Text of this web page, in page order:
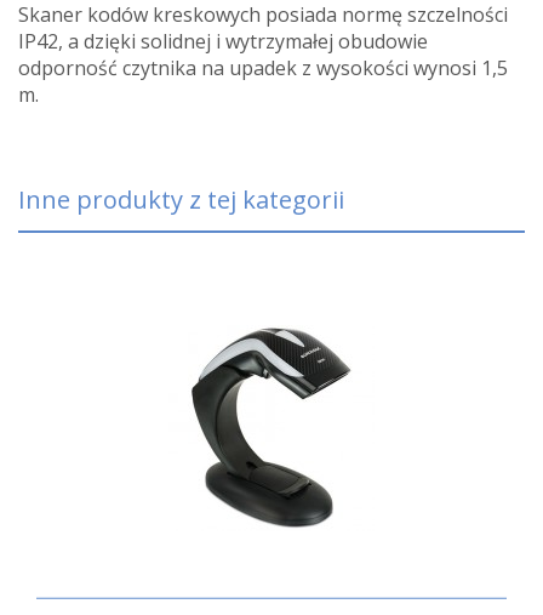
Skaner kodów kreskowych posiada normę szczelności
IP42, a dzięki solidnej i wytrzymałej obudowie
odporność czytnika na upadek z wysokości wynosi 1,5
m.
Inne produkty z tej kategorii